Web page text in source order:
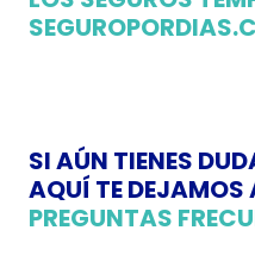
SI AÚN TIENES
AQUÍ TE DEJAMOS
PREGUNTAS